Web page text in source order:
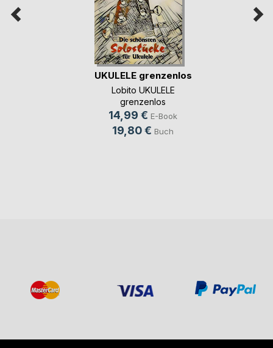
UKULELE grenzenlos
Lobito UKULELE
grenzenlos
14,99 € E-Book
19,80 € Buch